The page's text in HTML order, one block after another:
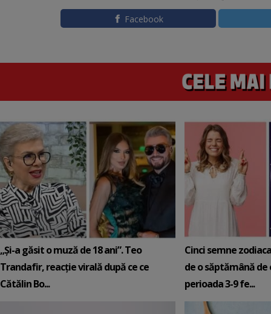
Facebook
„Și-a găsit o muză de 18 ani”. Teo
Trandafir, reacție virală după ce ce
Cătălin Bo...
Cinci semne
de o săptămână de
perioada 3-9 fe...